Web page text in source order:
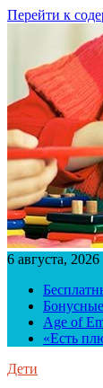
Перейти к
6 августа, 2026
Age of
«Есть
Дети